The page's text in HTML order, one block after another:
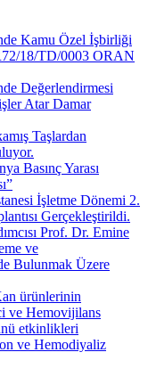
Kamu Özel İşbirliği
18/TD/0003 ORAN
Değerlendirmesi
Atar Damar
Taşlardan
Basınç Yarası
İşletme Dönemi 2.
Gerçekleştirildi.
Prof. Dr. Emine
ve
Bulunmak Üzere
ürünlerinin
ve Hemovijilans
etkinlikleri
ve Hemodiyaliz